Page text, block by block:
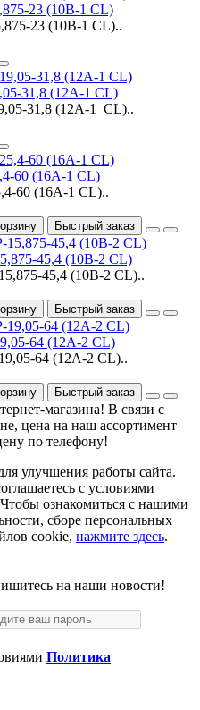
23 (10B-1 CL)
23 (10B-1 CL)..
31,8 (12A-1 CL)
31,8 (12A-1 CL)..
60 (16A-1 CL)
60 (16A-1 CL)..
Быстрый заказ
45,4 (10B-2 CL)
45,4 (10B-2 CL)..
Быстрый заказ
64 (12A-2 CL)
64 (12A-2 CL)..
Быстрый заказ
магазина! В связи с
цена на наш ассортимент
по телефону!
улучшения работы сайта.
с условиями
ознакомиться с нашими
сборе персональных
cookie, нажмите здесь.
на наши новости!
Политика